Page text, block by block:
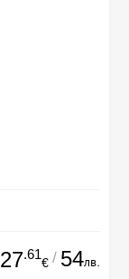
27.61
€ / 54лв.